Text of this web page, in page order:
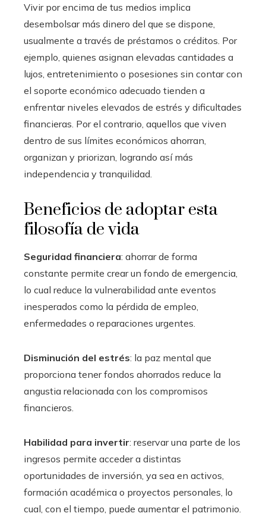
Vivir por encima de tus medios implica
desembolsar más dinero del que se dispone,
usualmente a través de préstamos o créditos. Por
ejemplo, quienes asignan elevadas cantidades a
lujos, entretenimiento o posesiones sin contar con
el soporte económico adecuado tienden a
enfrentar niveles elevados de estrés y dificultades
financieras. Por el contrario, aquellos que viven
dentro de sus límites económicos ahorran,
organizan y priorizan, logrando así más
independencia y tranquilidad.
Beneficios de adoptar esta
filosofía de vida
Seguridad financiera: ahorrar de forma
constante permite crear un fondo de emergencia,
lo cual reduce la vulnerabilidad ante eventos
inesperados como la pérdida de empleo,
enfermedades o reparaciones urgentes.
Disminución del estrés: la paz mental que
proporciona tener fondos ahorrados reduce la
angustia relacionada con los compromisos
financieros.
Habilidad para invertir: reservar una parte de los
ingresos permite acceder a distintas
oportunidades de inversión, ya sea en activos,
formación académica o proyectos personales, lo
cual, con el tiempo, puede aumentar el patrimonio.